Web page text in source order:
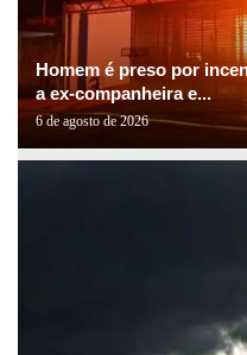
Homem é preso por
a ex-companheira e...
6 de agosto de 2026